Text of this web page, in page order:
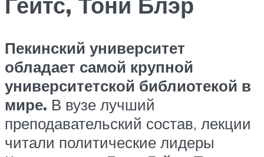
Пекинский университет
обладает самой крупной
университетской библиотекой в
мире. В вузе лучший
преподавательский состав, лекции
читали политические лидеры